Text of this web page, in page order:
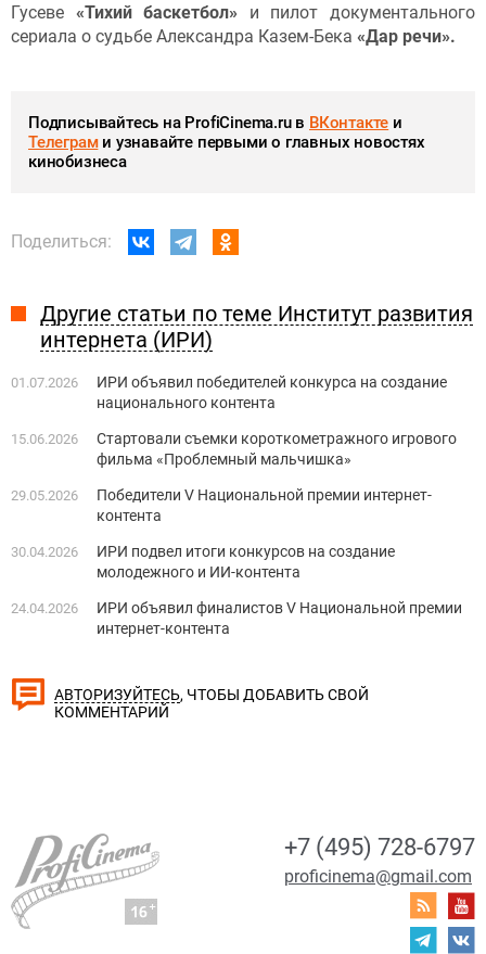
Гусеве «Тихий баскетбол» и пилот документального
сериала о судьбе Александра Казем-Бека «Дар речи».
Подписывайтесь на ProfiCinema.ru в ВКонтакте и
Телеграми узнавайте первыми о главных новостях
кинобизнеса
Поделиться:
Другие статьи по теме Институт развития
интернета (ИРИ)
01.07.2026
ИРИ объявил победителей конкурса на создание
национального контента
15.06.2026
Стартовали съемки короткометражного игрового
фильма «Проблемный мальчишка»
29.05.2026
Победители V Национальной премии интернет-
контента
30.04.2026
ИРИ подвел итоги конкурсов на создание
молодежного и ИИ-контента
24.04.2026
ИРИ объявил финалистов V Национальной премии
интернет-контента
АВТОРИЗУЙТЕСЬ, ЧТОБЫ ДОБАВИТЬ СВОЙ
КОММЕНТАРИЙ
+7 (495) 728-6797
proficinema@gmail.com